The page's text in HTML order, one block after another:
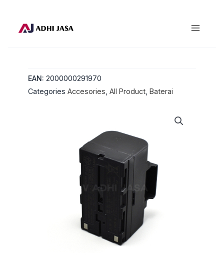
EAN: 2000000291970
Categories Accesories All Product Baterai